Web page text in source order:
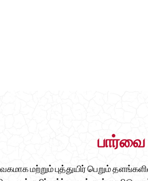
பார்வை
மற்றும் புத்துயிர் பெறும்